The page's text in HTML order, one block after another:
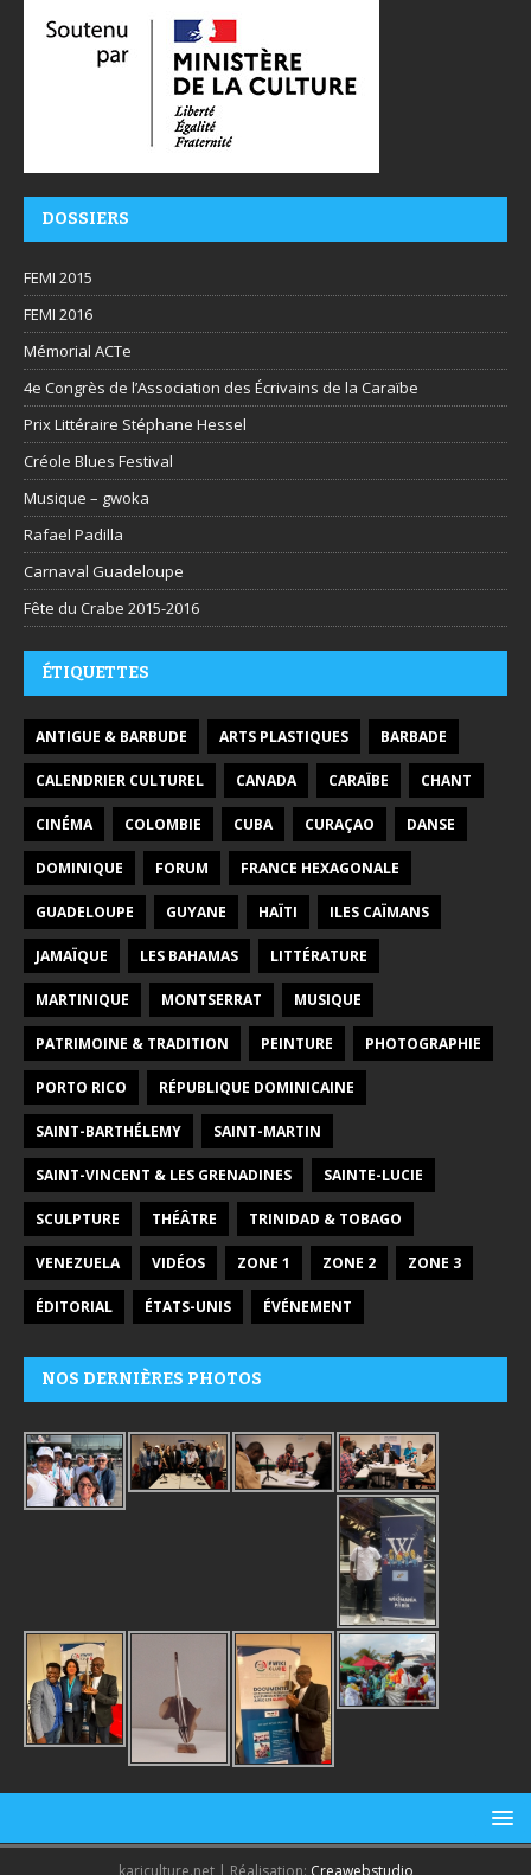
DOSSIERS
FEMI 2015
FEMI 2016
Mémorial ACTe
4e Congrès de l’Association des Écrivains de la Caraïbe
Prix Littéraire Stéphane Hessel
Créole Blues Festival
Musique – gwoka
Rafael Padilla
Carnaval Guadeloupe
Fête du Crabe 2015-2016
ÉTIQUETTES
ANTIGUE & BARBUDE ARTS PLASTIQUES BARBADE
CALENDRIER CULTUREL CANADA CARAÏBE CHANT
CINÉMA COLOMBIE CUBA CURAÇAO DANSE
DOMINIQUE FORUM FRANCE HEXAGONALE
GUADELOUPE GUYANE HAÏTI ILES CAÏMANS
JAMAÏQUE LES BAHAMAS LITTÉRATURE
MARTINIQUE MONTSERRAT MUSIQUE
PATRIMOINE & TRADITION PEINTURE PHOTOGRAPHIE
PORTO RICO RÉPUBLIQUE DOMINICAINE
SAINT-BARTHÉLEMY SAINT-MARTIN
SAINT-VINCENT & LES GRENADINES SAINTE-LUCIE
SCULPTURE THÉÂTRE TRINIDAD & TOBAGO
VENEZUELA VIDÉOS ZONE 1 ZONE 2 ZONE 3
ÉDITORIAL ÉTATS-UNIS ÉVÉNEMENT
NOS DERNIÈRES PHOTOS